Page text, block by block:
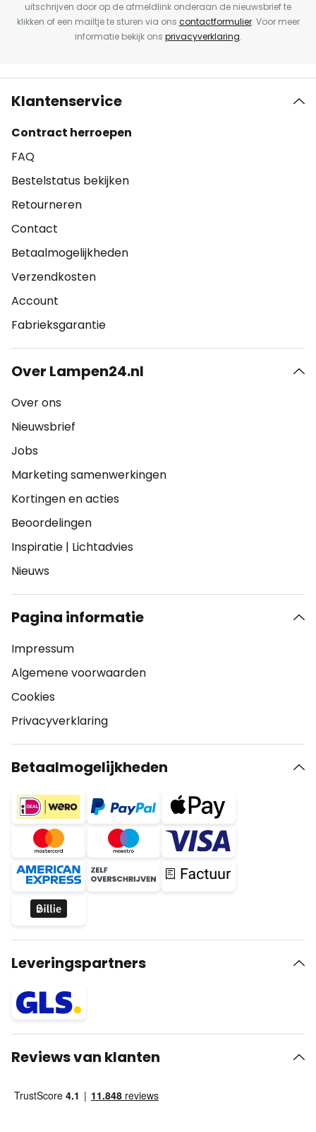
uitschrijven door op de afmeldlink onderaan de nieuwsbrief te
klikken of een mailtje te sturen via ons contactformulier. Voor meer
informatie bekijk ons privacyverklaring.
Klantenservice
Contract herroepen
FAQ
Bestelstatus bekijken
Retourneren
Contact
Betaalmogelijkheden
Verzendkosten
Account
Fabrieksgarantie
Over Lampen24.nl
Over ons
Nieuwsbrief
Jobs
Marketing samenwerkingen
Kortingen en acties
Beoordelingen
Inspiratie | Lichtadvies
Nieuws
Pagina informatie
Impressum
Algemene voorwaarden
Cookies
Privacyverklaring
Betaalmogelijkheden
Leveringspartners
Reviews van klanten